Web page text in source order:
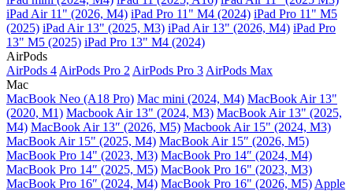
iPad Air 11" (2026, M4) iPad Pro 11" M4 (2024) iPad Pro 11" M5
(2025) iPad Air 13" (2025, M3) iPad Air 13" (2026, M4) iPad Pro
13" M5 (2025) iPad Pro 13" M4 (2024)
AirPods
AirPods 4 AirPods Pro 2 AirPods Pro 3 AirPods Max
Mac
MacBook Neo (A18 Pro) Mac mini (2024, M4) MacBook Air 13"
(2020, M1) Macbook Air 13" (2024, M3) MacBook Air 13" (2025,
M4) MacBook Air 13″ (2026, M5) Macbook Air 15" (2024, M3)
MacBook Air 15" (2025, M4) MacBook Air 15″ (2026, M5)
MacBook Pro 14" (2023, M3) MacBook Pro 14″ (2024, M4)
MacBook Pro 14″ (2025, M5) MacBook Pro 16" (2023, M3)
MacBook Pro 16″ (2024, M4) MacBook Pro 16" (2026, M5) Apple